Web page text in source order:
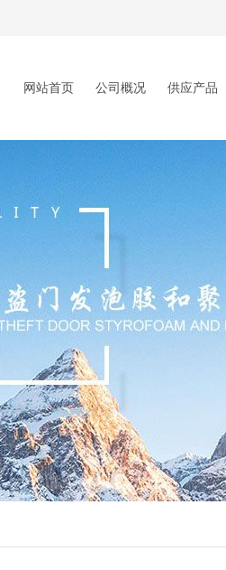
网站首页 公司概况 供应产品